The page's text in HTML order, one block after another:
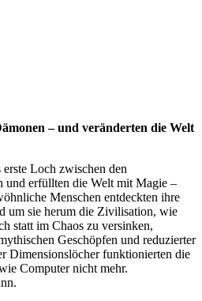
– und veränderten die Welt
Loch zwischen den
und erfüllten die Welt mit Magie –
Menschen entdeckten ihre
um sie herum die Zivilisation, wie
statt im Chaos zu versinken,
Geschöpfen und reduzierter
Dimensionslöcher funktionierten die
Computer nicht mehr.